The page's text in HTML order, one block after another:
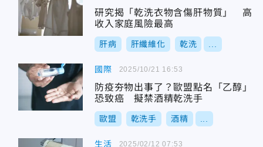
研究揭「乾洗衣物含傷肝物質」 高
收入家庭風險最高
肝病 肝纖維化 乾洗
國際
防疫夯物出事了？歐盟點名「乙醇」
恐致癌 擬禁酒精乾洗手
歐盟 乾洗手 酒精
2025/10/21 16:53
生活 2025/02/12 07:53